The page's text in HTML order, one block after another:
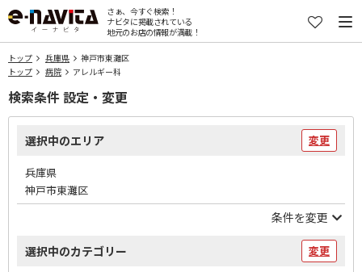
さぁ、今すぐ検索！
ナビタに掲載されている
地元のお店の情報が満載！
トップ 兵庫県
神戸市東灘区
トップ
病院 アレルギー科
検索条件 設定・変更
選択中のエリア 変更
兵庫県
神戸市東灘区
条件を変更
選択中のカテゴリー 変更